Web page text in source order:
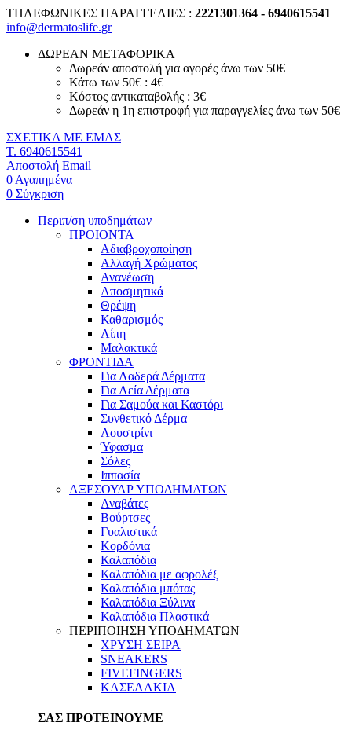
ΤΗΛΕΦΩΝΙΚΕΣ ΠΑΡΑΓΓΕΛΙΕΣ : 2221301364 - 6940615541
info@dermatoslife.gr
ΔΩΡΕΑΝ ΜΕΤΑΦΟΡΙΚΑ
Δωρεάν αποστολή για αγορές άνω των 50€
Κάτω των 50€ : 4€
Κόστος αντικαταβολής : 3€
Δωρεάν η 1η επιστροφή για παραγγελίες άνω των 50€
ΣΧΕΤΙΚΑ ΜΕ ΕΜΑΣ
T. 6940615541
Αποστολή Email
0 Αγαπημένα
0 Σύγκριση
Περιπ/ση υποδημάτων
ΠΡΟΙΟΝΤΑ
Αδιαβροχοποίηση
Αλλαγή Χρώματος
Ανανέωση
Αποσμητικά
Θρέψη
Καθαρισμός
Λίπη
Μαλακτικά
ΦΡΟΝΤΙΔΑ
Για Λαδερά Δέρματα
Για Λεία Δέρματα
Για Σαμούα και Καστόρι
Συνθετικό Δέρμα
Λουστρίνι
Ύφασμα
Σόλες
Ιππασία
ΑΞΕΣΟΥΑΡ ΥΠΟΔΗΜΑΤΩΝ
Αναβάτες
Βούρτσες
Γυαλιστικά
Κορδόνια
Καλαπόδια
Καλαπόδια με αφρολέξ
Καλαπόδια μπότας
Καλαπόδια Ξύλινα
Καλαπόδια Πλαστικά
ΠΕΡΙΠΟΙΗΣΗ ΥΠΟΔΗΜΑΤΩΝ
ΧΡΥΣΗ ΣΕΙΡΑ
SNEAKERS
FIVEFINGERS
ΚΑΣΕΛΑΚΙΑ
ΣΑΣ ΠΡΟΤΕΙΝΟΥΜΕ